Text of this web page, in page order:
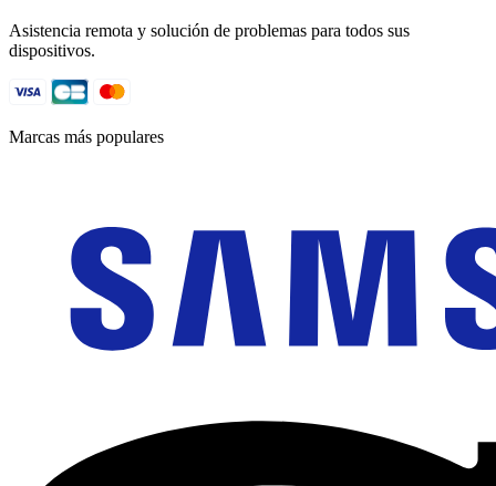
Asistencia remota y solución de problemas para todos sus
dispositivos.
Marcas más populares